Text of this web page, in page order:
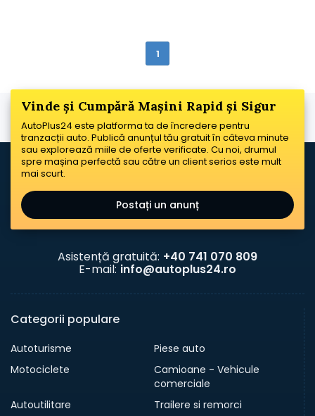
1
Vinde și Cumpără Mașini Rapid și Sigur
AutoPlus24 este platforma ta de încredere pentru
tranzacții auto. Publică anunțul tău gratuit în câteva minute
sau explorează miile de oferte verificate. Cu noi, drumul
spre mașina perfectă sau către un client serios este mult
mai scurt.
Postați un anunț
Asistență gratuită: +40 741 070 809
E-mail: info@autoplus24.ro
Categorii populare
Autoturisme
Piese auto
Motociclete
Camioane - Vehicule
comerciale
Autoutilitare
Trailere si remorci